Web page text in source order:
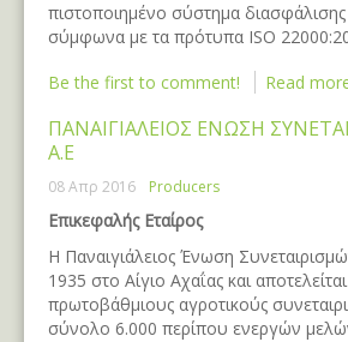
πιστοποιημένο σύστημα διασφάλισης
σύμφωνα με τα πρότυπα ISO
Be the first to comment!
Read
ΠΑΝΑΙΓΙΑΛΕΙΟΣ ΕΝΩΣΗ
Α.Ε
08 Απρ 2016 Producers
Επικεφαλής Εταίρος
Η Παναιγιάλειος Ένωση
1935 στο Αίγιο Αχαΐας και
πρωτοβάθμιους αγροτικούς
σύνολο 6.000 περίπου ενεργών